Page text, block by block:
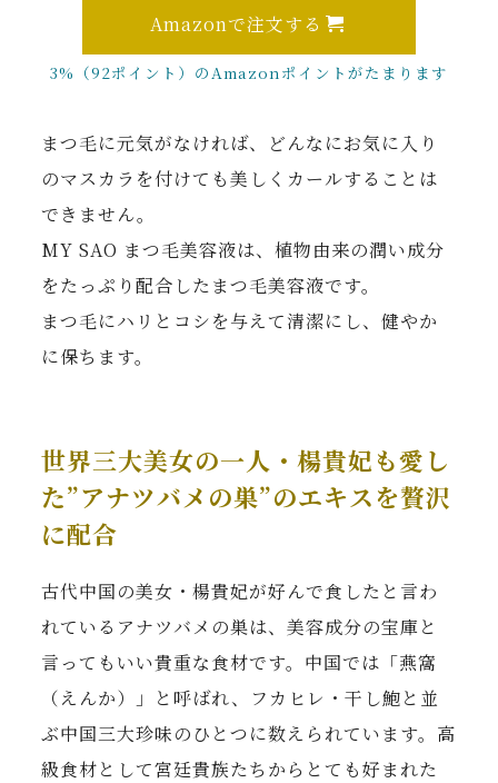
Amazonで注文する
3%（92ポイント）のAmazonポイントがたまります
まつ毛に元気がなければ、どんなにお気に入り
のマスカラを付けても美しくカールすることは
できません。
MY SAO まつ毛美容液は、植物由来の潤い成分
をたっぷり配合したまつ毛美容液です。
まつ毛にハリとコシを与えて清潔にし、健やか
に保ちます。
世界三大美女の一人・楊貴妃も愛し
た”アナツバメの巣”のエキスを贅沢
に配合
古代中国の美女・楊貴妃が好んで食したと言わ
れているアナツバメの巣は、美容成分の宝庫と
言ってもいい貴重な食材です。中国では「燕窩
（えんか）」と呼ばれ、フカヒレ・干し鮑と並
ぶ中国三大珍味のひとつに数えられています。高
級食材として宮廷貴族たちからとても好まれた